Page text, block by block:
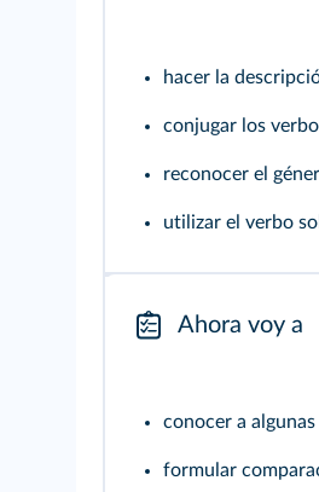
hacer la
conjugar los
reconocer el
utilizar el verbo
Ahora voy a
conocer a
formular